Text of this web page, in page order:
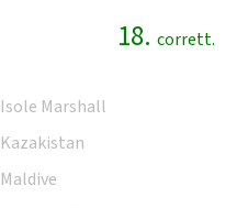
18. corrett.
Isole Marshall
Kazakistan
Maldive